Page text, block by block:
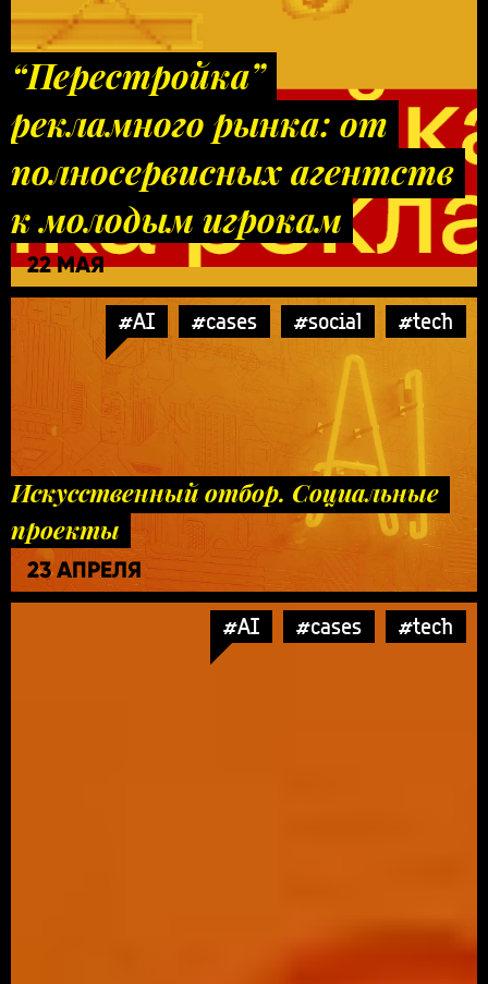
“Перестройка”
рекламного рынка: от
полносервисных агентств
к молодым игрокам
22 МАЯ
#AI #cases #social #tech
Искусственный отбор. Социальные
проекты
23 АПРЕЛЯ
#AI #cases #tech